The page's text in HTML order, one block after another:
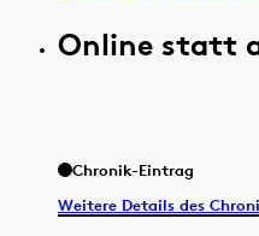
Online statt
Chronik-Eintrag
Weitere Details des